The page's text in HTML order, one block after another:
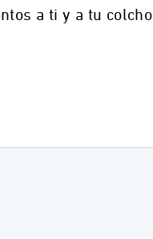
a ti y a tu